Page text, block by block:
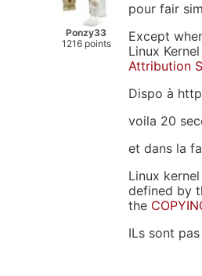
Ponzy33
1216 points
pour fair
Except
Linux
Attribution
Dispo à
voila 20
et dans la
Linux
defined by
the
ILs sont